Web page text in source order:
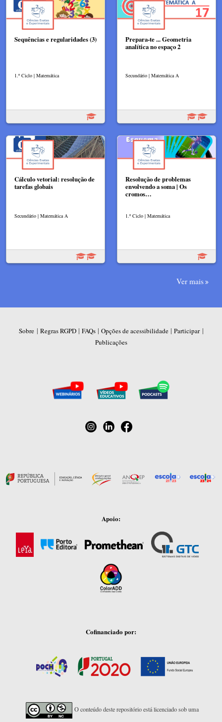
Sequências e regularidades (3)
1.º Ciclo | Matemática
Prepara-te ... Geometria
analítica no espaço 2
Secundário | Matemática A
Cálculo vetorial: resolução de
tarefas globais
Secundário | Matemática A
Resolução de problemas
envolvendo a soma | Os
cromos…
1.º Ciclo | Matemática
Ver mais
Sobre | Regras RGPD| FAQs| Opções de acessibilidade| Participar|
Publicações
Apoio:
Cofinanciado por:
O conteúdo deste repositório está licenciado sob uma